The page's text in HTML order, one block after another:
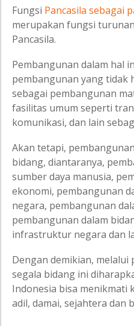
Fungsi Pancasila sebagai
merupakan fungsi
Pancasila.
Pembangunan dalam hal
pembangunan yang tidak
sebagai pembangunan
fasilitas umum seperti
komunikasi, dan lain
Akan tetapi,
bidang, diantaranya,
sumber daya manusia,
ekonomi, pembangunan
negara, pembangunan
pembangunan dalam
infrastruktur negara dan
Dengan demikian, melalui
segala bidang ini
Indonesia bisa menikmati
adil, damai, sejahtera dan